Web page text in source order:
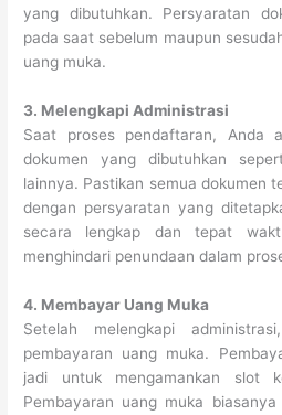
yang dibutuhkan. Persyaratan
pada saat sebelum maupun
uang muka.
3. Melengkapi Administrasi
Saat proses pendaftaran, Anda
dokumen yang dibutuhkan
lainnya. Pastikan semua dokumen
dengan persyaratan yang
secara lengkap dan tepat
menghindari penundaan dalam
4. Membayar Uang Muka
Setelah melengkapi
pembayaran uang muka.
jadi untuk mengamankan slot
Pembayaran uang muka